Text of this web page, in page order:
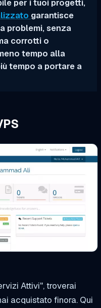
per i tuoi progetti,
garantisce
problemi, senza
corrotti o
tempo alla
tempo a portare a
Attivi", troverai
acquistato finora. Qui